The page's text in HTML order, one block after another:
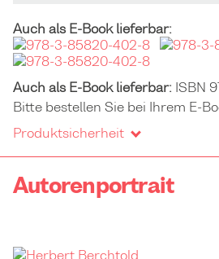
Auch als E-Book lieferbar:
Auch als E-Book lieferbar: ISBN
Bitte bestellen Sie bei Ihrem E-
Produktsicherheit
Autorenportrait